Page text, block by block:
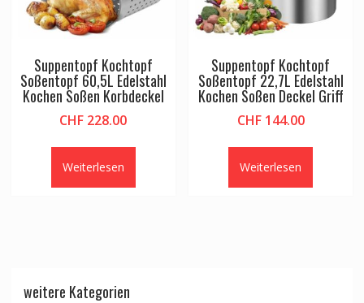
Suppentopf Kochtopf
Soßentopf 60,5L Edelstahl
Kochen Soßen Korbdeckel
CHF 228.00
Weiterlesen
Suppentopf Kochtopf
Soßentopf 22,7L Edelstahl
Kochen Soßen Deckel Griff
CHF144.00
Weiterlesen
weitere Kategorien